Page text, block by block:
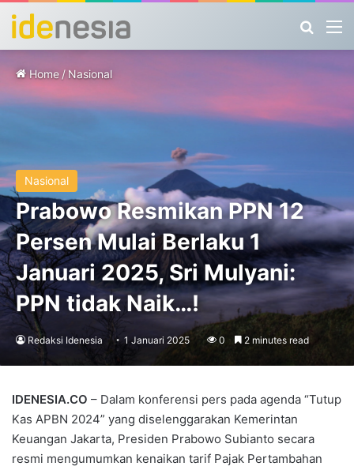
Home / Nasional
Nasional
Prabowo Resmikan PPN 12
Persen Mulai Berlaku 1
Januari 2025, Sri Mulyani:
PPN tidak Naik…!
Redaksi Idenesia 1 Januari 2025 0 2 minutes read
IDENESIA.CO – Dalam konferensi pers pada agenda “Tutup
Kas APBN 2024” yang diselenggarakan Kemerintan
Keuangan Jakarta, Presiden Prabowo Subianto secara
resmi mengumumkan kenaikan tarif Pajak Pertambahan